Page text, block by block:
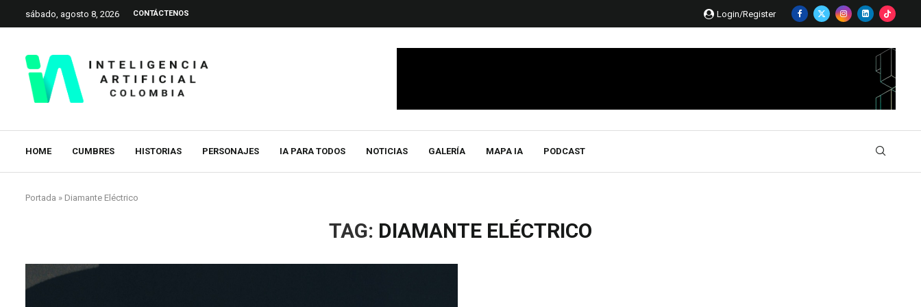
sábado, agosto 8, 2026 CONTÁCTENOS Login/Register
HOME CUMBRES HISTORIAS PERSONAJES IA PARA TODOS NOTICIAS GALERÍA MAPA IA PODCAST
Portada » Diamante Eléctrico
TAG: DIAMANTE ELÉCTRICO